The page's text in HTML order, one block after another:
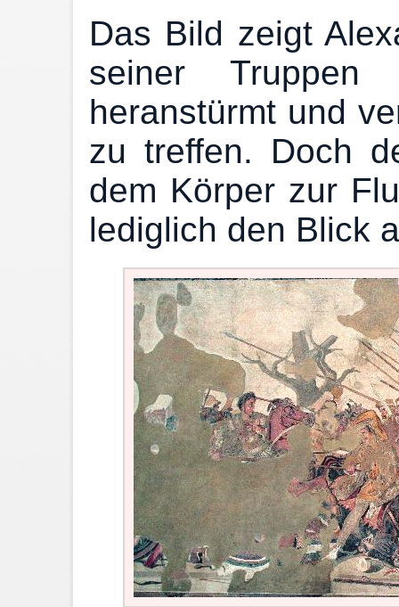
Das Bild zeigt
seiner
heranstürmt und
zu treffen. Doch
dem Körper zur
lediglich den Blick